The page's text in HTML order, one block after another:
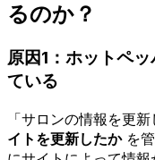
るのか？
原因1：ホットペ
ている
「サロンの情報を更
イトを更新したかを管